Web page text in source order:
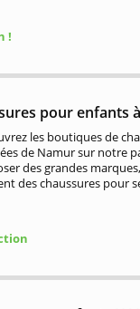
!
pour enfants
les boutiques de
de Namur sur notre
des grandes
des chaussures pour